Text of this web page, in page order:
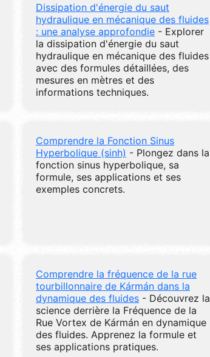
Dissipation d'énergie du saut
hydraulique en mécanique des fluides
: une analyse approfondie - Explorer
la dissipation d'énergie du saut
hydraulique en mécanique des fluides
avec des formules détaillées, des
mesures en mètres et des
informations techniques.
Comprendre la Fonction Sinus
Hyperbolique (sinh) - Plongez dans la
fonction sinus hyperbolique, sa
formule, ses applications et ses
exemples concrets.
Comprendre la fréquence de la rue
tourbillonnaire de Kármán dans la
dynamique des fluides - Découvrez la
science derrière la Fréquence de la
Rue Vortex de Kármán en dynamique
des fluides. Apprenez la formule et
ses applications pratiques.